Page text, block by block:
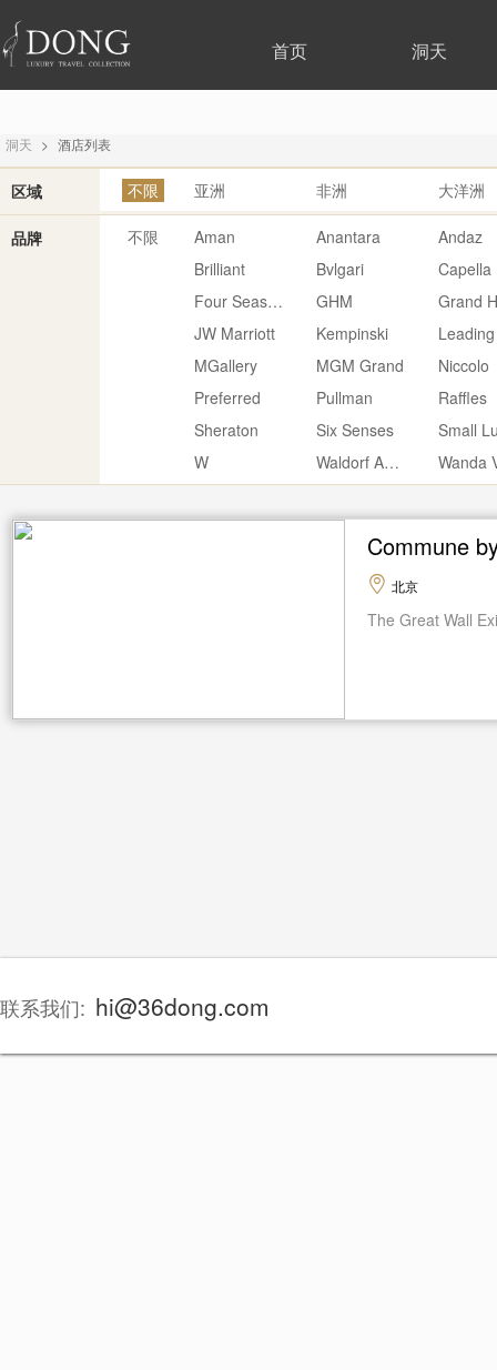
首页 洞天
洞天 > 酒店列表
区域 不限 亚洲 非洲 大洋洲
品牌 不限 Aman Anantara
Andaz
Brilliant
Bvlgari
Capella
Four Seasons
GHM
Grand
JW Marriott
Kempinski
Leading
MGallery
MGM Grand
Niccolo
Preferred
Pullman
Raffles
Sheraton
Six Senses
W
Waldorf Astoria Wanda
Commune
北京
The Great Wall
联系我们: hi@36dong.com